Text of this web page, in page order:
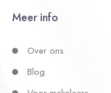
Meer info
Over ons
Blog